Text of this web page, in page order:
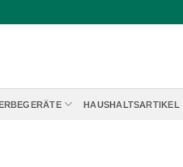
HAUSHALTSARTIKEL